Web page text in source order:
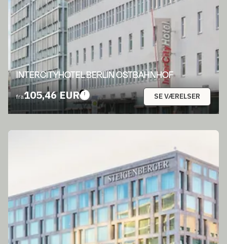
INTERCITYHOTEL BERLIN OSTBAHNHOF
fra105,46 EUR SE VÆRELSER